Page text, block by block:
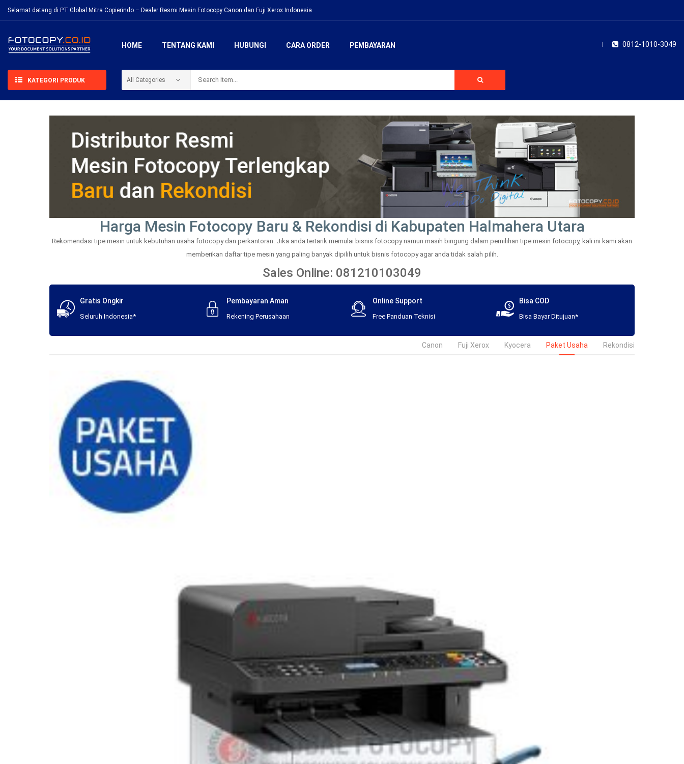
Selamat datang di PT Global Mitra Copierindo – Dealer Resmi Mesin Fotocopy Canon dan Fuji Xerox Indonesia
HOME TENTANG KAMI HUBUNGI CARA ORDER PEMBAYARAN 0812-1010-3049
KATEGORI PRODUK
Harga Mesin Fotocopy Baru & Rekondisi di Kabupaten Halmahera Utara
Rekomendasi tipe mesin untuk kebutuhan usaha fotocopy dan perkantoran. Jika anda tertarik memulai bisnis fotocopy namun masih bingung dalam pemilihan tipe mesin fotocopy, kali ini kami akan
memberikan daftar tipe mesin yang paling banyak dipilih untuk bisnis fotocopy agar anda tidak salah pilih.
Sales Online: 081210103049
Gratis Ongkir
Seluruh Indonesia*
Pembayaran Aman
Rekening Perusahaan
Online Support
Free Panduan Teknisi
Bisa COD
Bisa Bayar Ditujuan*
Canon Fuji Xerox Kyocera Paket Usaha Rekondisi